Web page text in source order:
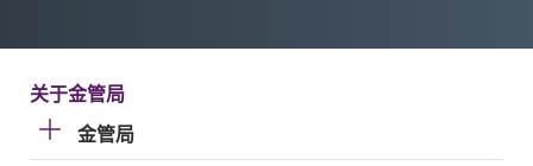
关于金管局
金管局